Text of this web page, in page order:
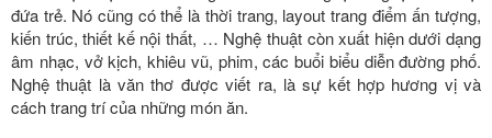
đứa trẻ. Nó cũng có thể là thời trang, layout trang điểm ấn tượng,
kiến trúc, thiết kế nội thất, … Nghệ thuật còn xuất hiện dưới dạng
âm nhạc, vở kịch, khiêu vũ, phim, các buổi biểu diễn đường phố.
Nghệ thuật là văn thơ được viết ra, là sự kết hợp hương vị và
cách trang trí của những món ăn.